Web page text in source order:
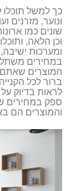
כך למשל תוכלו
ונוער, מזרנים
שונים כמו
וכן הלאה,
ומערכות ישיבה,
במחירים
המוצרים שאתם
ברור לכל
לראות בדיוק
ספק במחירים
והמוצרים הם